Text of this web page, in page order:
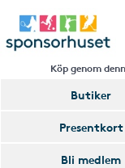
Köp genom
Butiker
Presentkort
Bli medlem